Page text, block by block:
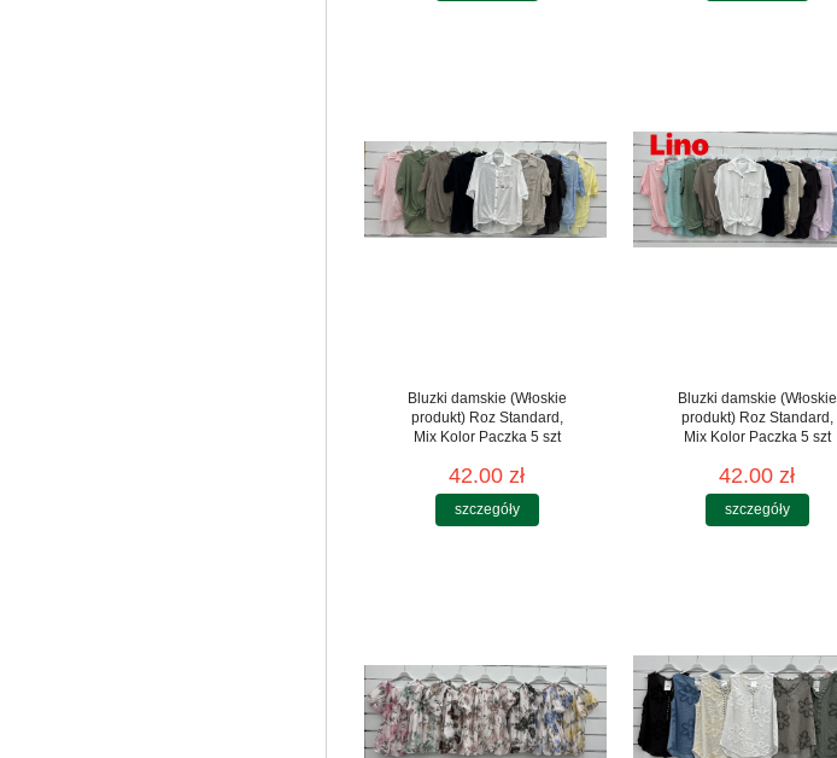
Bluzki damskie (Włoskie
produkt) Roz Standard,
Mix Kolor Paczka 5 szt
42.00 zł
szczegóły
Bluzki damskie (Włoskie
produkt) Roz Standard,
Mix Kolor Paczka 5 szt
42.00 zł
szczegóły